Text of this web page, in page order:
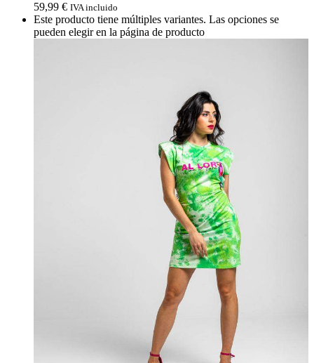
59,99 € IVA incluido
Este producto tiene múltiples variantes. Las opciones se
pueden elegir en la página de producto